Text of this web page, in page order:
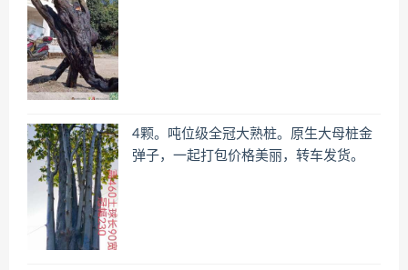
4颗。吨位级全冠大熟桩。原生大母桩金
弹子，一起打包价格美丽，转车发货。